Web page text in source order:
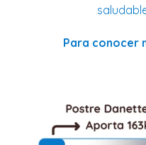
Para conocer